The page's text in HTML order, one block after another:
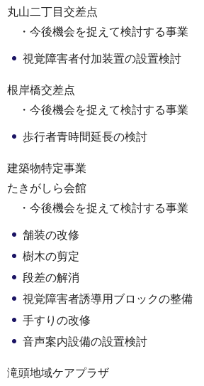
丸山二丁目交差点
・今後機会を捉えて検討する事業
視覚障害者付加装置の設置検討
根岸橋交差点
・今後機会を捉えて検討する事業
歩行者青時間延長の検討
建築物特定事業
たきがしら会館
・今後機会を捉えて検討する事業
舗装の改修
樹木の剪定
段差の解消
視覚障害者誘導用ブロックの整備
手すりの改修
音声案内設備の設置検討
滝頭地域ケアプラザ